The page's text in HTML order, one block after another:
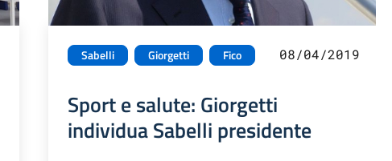
Sabelli Giorgetti Fico 08/04/2019
Sport e salute: Giorgetti
individua Sabelli presidente